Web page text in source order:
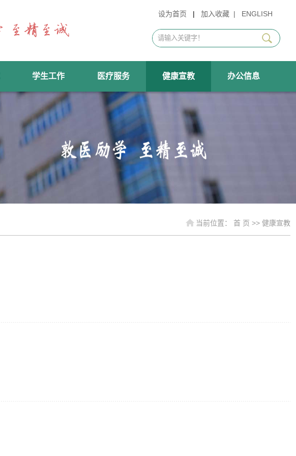
设为首页 | 加入收藏 | ENGLISH
学生工作 医疗服务 健康宣教 办公信息
当前位置： 首 页 >> 健康宣教